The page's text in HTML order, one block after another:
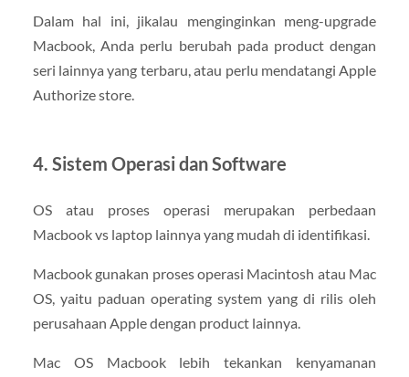
Dalam hal ini, jikalau menginginkan meng-upgrade
Macbook, Anda perlu berubah pada product dengan
seri lainnya yang terbaru, atau perlu mendatangi Apple
Authorize store.
4. Sistem Operasi dan Software
OS atau proses operasi merupakan perbedaan
Macbook vs laptop lainnya yang mudah di identifikasi.
Macbook gunakan proses operasi Macintosh atau Mac
OS, yaitu paduan operating system yang di rilis oleh
perusahaan Apple dengan product lainnya.
Mac OS Macbook lebih tekankan kenyamanan